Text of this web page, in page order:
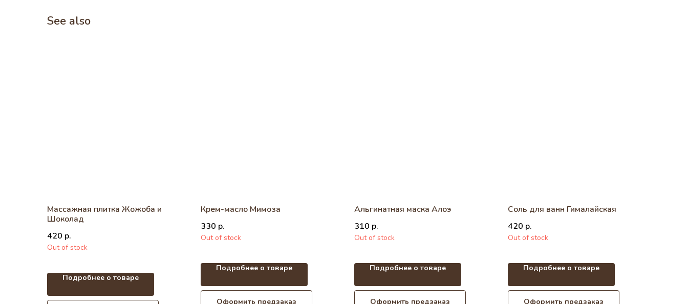
See also
Массажная плитка Жожоба и
Шоколад
420 р.
Out of stock
Подробнее о товаре
Крем-масло Мимоза
330 р.
Out of stock
Подробнее о товаре
Оформить предзаказ
Альгинатная маска Алоэ
310 р.
Out of stock
Подробнее о товаре
Оформить предзаказ
Соль для ванн Гималайская
420 р.
Out of stock
Подробнее о товаре
Оформить предзаказ